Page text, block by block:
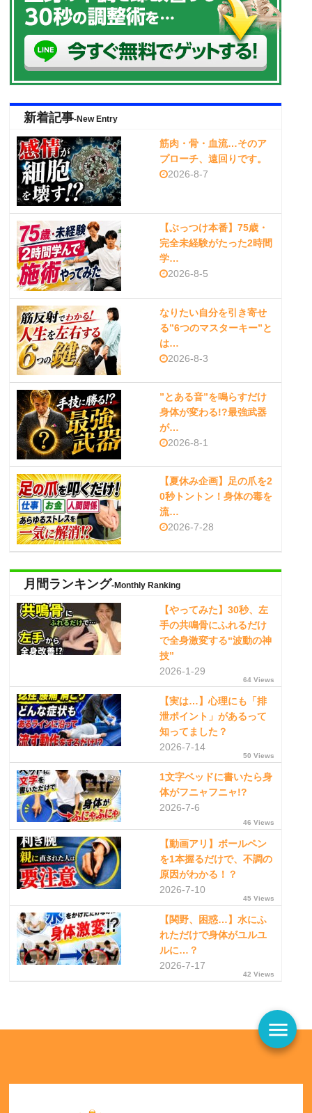
新着記事-New Entry
筋肉・骨・血流…そのア
プローチ、遠回りです。
2026-8-7
【ぶっつけ本番】75歳・
完全未経験がたった2時間
学…
2026-8-5
なりたい自分を引き寄せ
る”6つのマスターキー”と
は…
2026-8-3
”とある音”を鳴らすだけ
身体が変わる!?最強武器
が…
2026-8-1
【夏休み企画】足の爪を2
0秒トントン！身体の毒を
流…
2026-7-28
月間ランキング-Monthly Ranking
【やってみた】30秒、左
手の共鳴骨にふれるだけ
で全身激変する“波動の神
技”
2026-1-29
64 Views
【実は…】心理にも「排
泄ポイント」があるって
知ってました？
2026-7-14
50 Views
1文字ベッドに書いたら身
体がフニャフニャ!?
2026-7-6
46 Views
【動画アリ】ボールペン
を1本握るだけで、不調の
原因がわかる！？
2026-7-10
45 Views
【関野、困惑…】水にふ
れただけで身体がユルユ
ルに…？
2026-7-17
42 Views
menu